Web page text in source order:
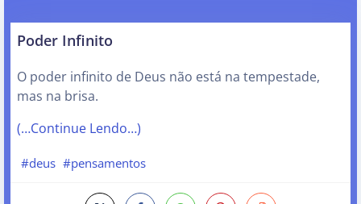
Poder Infinito
O poder infinito de Deus não está na tempestade,
mas na brisa.
(…Continue Lendo…)
#deus #pensamentos